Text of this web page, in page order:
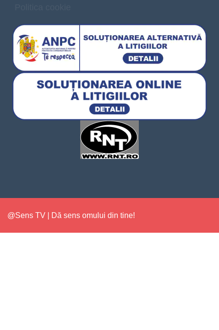
@Sens TV | Dă sens omului din tine!